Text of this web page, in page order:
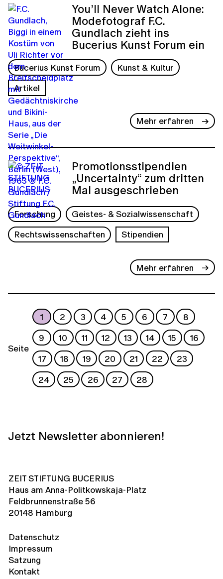
You’ll Never Watch Alone:
Modefotograf F.C.
Gundlach zieht ins
Bucerius Kunst Forum ein
Bucerius Kunst Forum
Kunst & Kultur
Artikel
Mehr erfahren
Promotionsstipendien
„Uncertainty“ zum dritten
Mal ausgeschrieben
Forschung
Geistes- & Sozialwissenschaft
Rechtswissenschaften
Stipendien
Mehr erfahren
Seite
1 2 3 4 5 6 7
8
9
10 11 12 13 14 15
16
17
18 19 20 21 22
23
24
25 26 27 28
Jetzt Newsletter abonnieren!
ZEIT STIFTUNG BUCERIUS
Haus am Anna-Politkowskaja-Platz
Feldbrunnenstraße 56
20148 Hamburg
Datenschutz
Impressum
Satzung
Kontakt